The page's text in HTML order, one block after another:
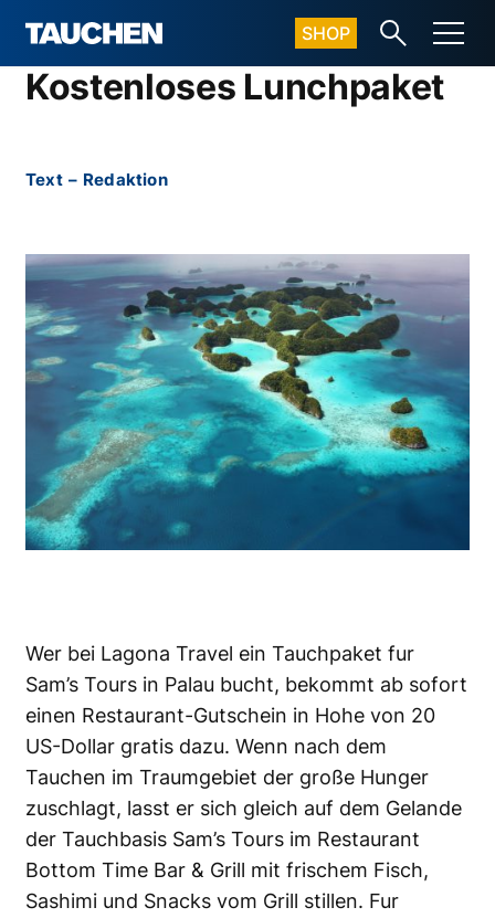
SHOP
Kostenloses Lunchpaket
Text – Redaktion
Wer bei Lagona Travel ein Tauchpaket fur
Sam’s Tours in Palau bucht, bekommt ab sofort
einen Restaurant-Gutschein in Hohe von 20
US-Dollar gratis dazu. Wenn nach dem
Tauchen im Traumgebiet der große Hunger
zuschlagt, lasst er sich gleich auf dem Gelande
der Tauchbasis Sam’s Tours im Restaurant
Bottom Time Bar & Grill mit frischem Fisch,
Sashimi und Snacks vom Grill stillen. Fur